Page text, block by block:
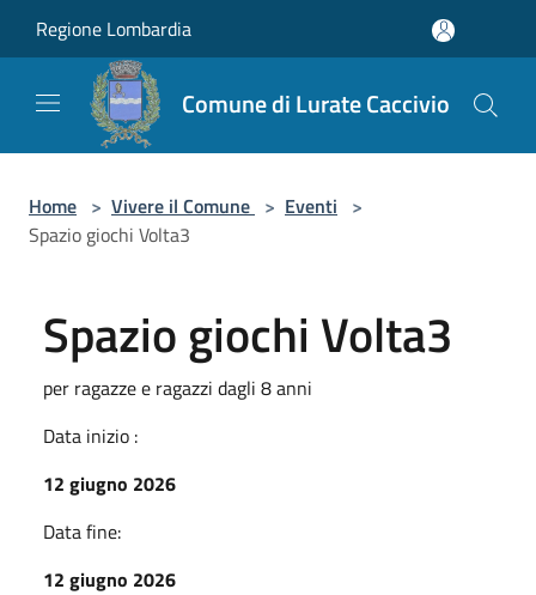
Regione Lombardia
Comune di Lurate Caccivio
Home > Vivere il Comune > Eventi >
Spazio giochi Volta3
Spazio giochi Volta3
per ragazze e ragazzi dagli 8 anni
Data inizio :
12 giugno 2026
Data fine:
12 giugno 2026